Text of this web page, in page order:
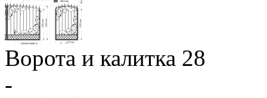
Ворота и калитка 28
-